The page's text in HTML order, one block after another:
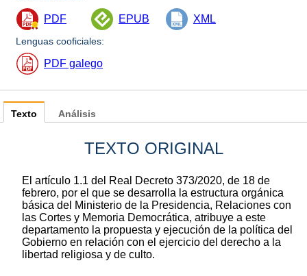
PDF EPUB XML
Lenguas cooficiales:
PDF galego
Texto
TEXTO ORIGINAL
El artículo 1.1 del Real Decreto 373/2020, de 18 de
febrero, por el que se desarrolla la estructura orgánica
básica del Ministerio de la Presidencia, Relaciones con
las Cortes y Memoria Democrática, atribuye a este
departamento la propuesta y ejecución de la política del
Gobierno en relación con el ejercicio del derecho a la
libertad religiosa y de culto.
Análisis